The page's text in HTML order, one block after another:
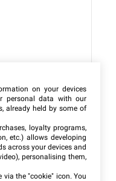
on your devices
personal data with our
already held by some of
loyalty programs,
etc.) allows developing
across your devices and
personalising them,
via the "cookie" icon. You